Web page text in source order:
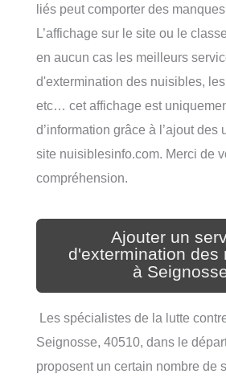
liés peut comporter des
L’affichage sur le site ou le
en aucun cas les meilleurs
d'extermination des nuisibles,
etc… cet affichage est
d’information grâce à l’ajout des
site nuisiblesinfo.com. Merci de
compréhension.
Ajouter un
d'extermination des
à
Les spécialistes de la lutte
Seignosse, 40510, dans le
proposent un certain nombre de